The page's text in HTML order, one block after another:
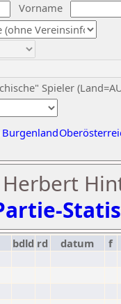
Vorname
Spieler
Burgenland
bdld rd datum
f